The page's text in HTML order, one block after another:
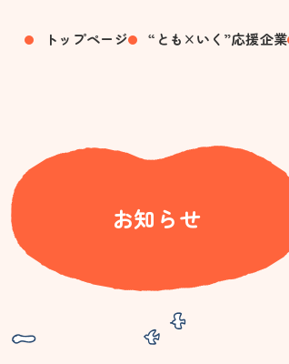
トップページ “とも×いく”応援企業
お知らせ